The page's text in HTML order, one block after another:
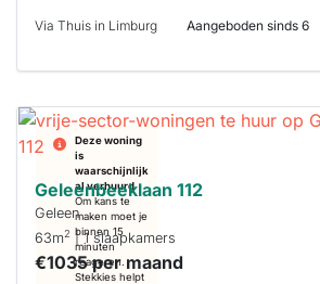
Via Thuis in Limburg Aangeboden sinds 6
Deze woning
is
waarschijnlijk
al verhuurd
Om kans te
maken moet je
binnen 15
minuten
reageren.
Stekkies helpt
Geleenbeeklaan 112
Geleen
63m2 | 1 slaapkamers
€1035 per maand